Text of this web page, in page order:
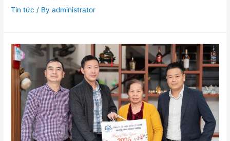
Tin tức / Byadministrator